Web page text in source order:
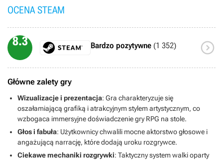
OCENA STEAM
8.3 Bardzo pozytywne (1 352) 
Główne zalety gry
Wizualizacje i prezentacja: Gra charakteryzuje się
oszałamiającą grafiką i atrakcyjnym stylem artystycznym, co
wzbogaca immersyjne doświadczenie gry RPG na stole.
Głos i fabuła: Użytkownicy chwalili mocne aktorstwo głosowe i
angażującą narrację, które dodają uroku rozgrywce.
Ciekawe mechaniki rozgrywki: Taktyczny system walki oparty